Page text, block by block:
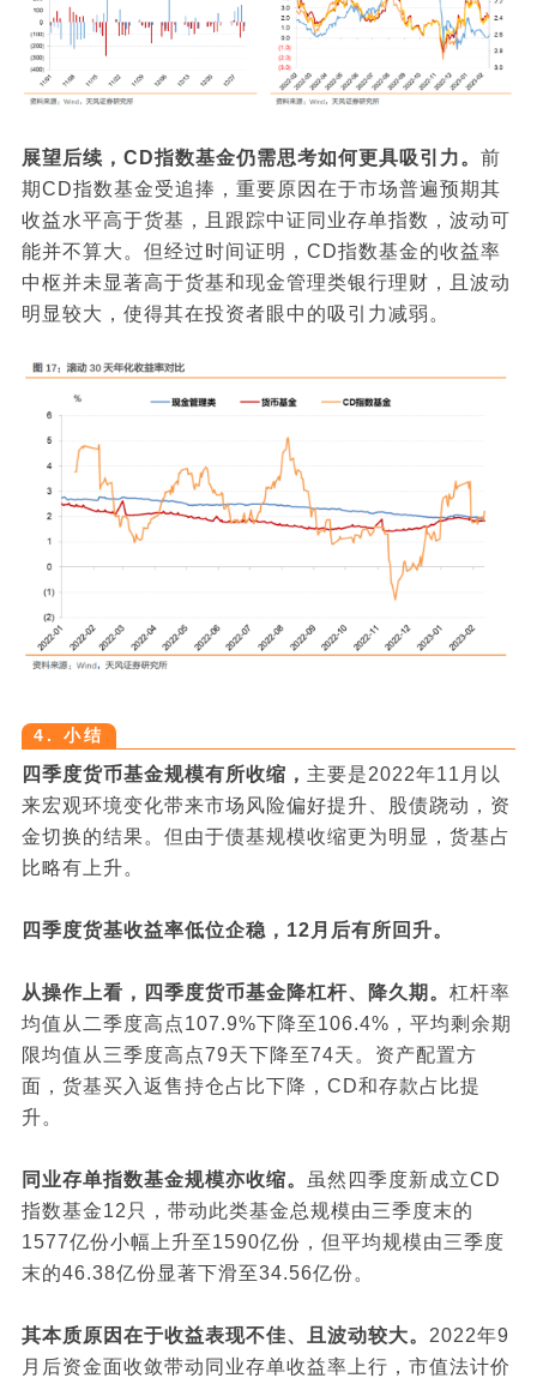
展望后续，CD指数基金仍需思考如何更具吸引力。 前
期CD指数基金受追捧，重要原因在于市场普遍预期其
收益水平高于货基，且跟踪中证同业存单指数，波动可
能并不算大。但经过时间证明，CD指数基金的收益率
中枢并未显著高于货基和现金管理类银行理财，且波动
明显较大，使得其在投资者眼中的吸引力减弱。
4. 小结
四季度货币基金规模有所收缩， 主要是2022年11月以
来宏观环境变化带来市场风险偏好提升、股债跷动，资
金切换的结果。但由于债基规模收缩更为明显，货基占
比略有上升。
四季度货基收益率低位企稳，12月后有所回升。
从操作上看，四季度货币基金降杠杆、降久期。 杠杆率
均值从二季度高点107.9%下降至106.4%，平均剩余期
限均值从三季度高点79天下降至74天。资产配置方
面，货基买入返售持仓占比下降，CD和存款占比提
升。
同业存单指数基金规模亦收缩。
虽然四季度新成立CD
指数基金12只，带动此类基金总规模由三季度末的
1577亿份小幅上升至1590亿份，但平均规模由三季度
末的46.38亿份显著下滑至34.56亿份。
其本质原因在于收益表现不佳、且波动较大。 2022年9
月后资金面收敛带动同业存单收益率上行，市值法计价